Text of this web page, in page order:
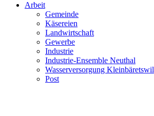
Arbeit
Gemeinde
Käsereien
Landwirtschaft
Gewerbe
Industrie
Industrie-Ensemble Neuthal
Wasserversorgung Kleinbäretswil
Post